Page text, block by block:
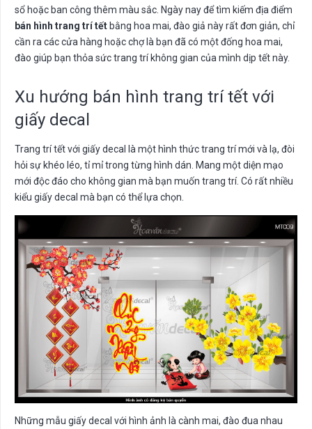
sổ hoặc ban công thêm màu sắc. Ngày nay để tìm kiếm địa điểm
bán hình trang trí tếtbằng hoa mai, đào giả này rất đơn giản, chỉ
cần ra các cửa hàng hoặc chợ là bạn đã có một đống hoa mai,
đào giúp bạn thỏa sức trang trí không gian của mình dịp tết này.
Xu hướng bán hình trang trí tết với
giấy decal
Trang trí tết với giấy decal là một hình thức trang trí mới và lạ, đòi
hỏi sự khéo léo, tỉ mỉ trong từng hình dán. Mang một diện mạo
mới độc đáo cho không gian mà bạn muốn trang trí. Có rất nhiều
kiểu giấy decal mà bạn có thể lựa chọn.
Những mẫu giấy decal với hình ảnh là cành mai, đào đua nhau